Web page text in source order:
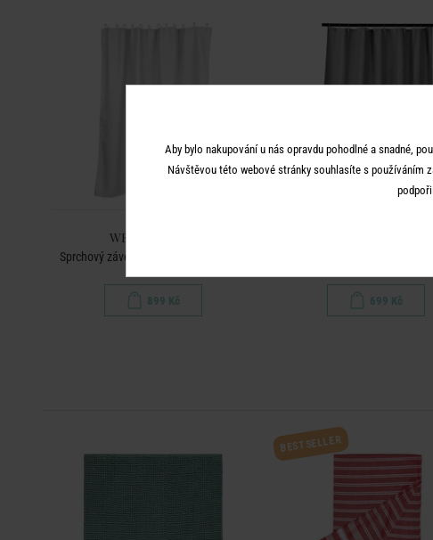
WET WET WET
Sprchový závěs waflový vzor - sv. šedá
899 Kč 699 Kč
BESTSELLER
Aby bylo nakupování u nás opravdu pohodlné a snadné,
Návštěvou této webové stránky souhlasíte s používáním